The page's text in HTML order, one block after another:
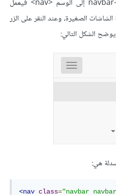
.collapse والصنف .navbar-collapse إلى الوسم <nav> فيعمل
الصغيرة، وعند النقر على الزر
الشكل التالي:
هي:
<nav class="navbar